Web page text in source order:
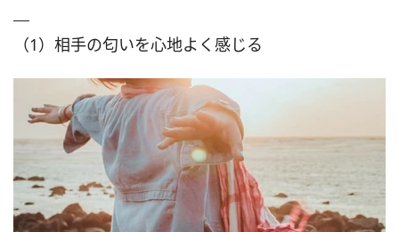
（1）相手の匂いを心地よく感じる